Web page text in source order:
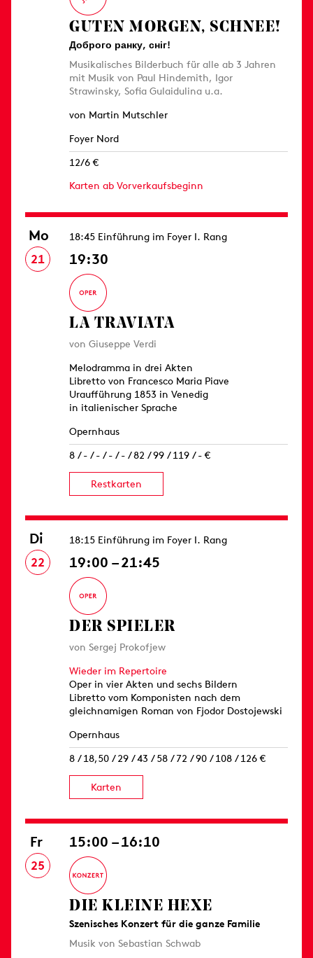
GUTEN MORGEN, SCHNEE!
Доброго ранку, сніг!
Musikalisches Bilderbuch für alle ab 3 Jahren
mit Musik von Paul Hindemith, Igor
Strawinsky, Sofia Gulaidulina u.a.
von Martin Mutschler
Foyer Nord
12/6 €
Karten ab Vorverkaufsbeginn
Mo
21
18:45 Einführung im Foyer I. Rang
19:30
LA TRAVIATA
von Giuseppe Verdi
Melodramma in drei Akten
Libretto von Francesco Maria Piave
Uraufführung 1853 in Venedig
in italienischer Sprache
Opernhaus
8 / - / - / - / - / 82 / 99 / 119 / - €
Restkarten
Di
22
18:15 Einführung im Foyer I. Rang
19:00 – 21:45
DER SPIELER
von Sergej Prokofjew
Wieder im Repertoire
Oper in vier Akten und sechs Bildern
Libretto vom Komponisten nach dem
gleichnamigen Roman von Fjodor Dostojewski
Opernhaus
8 / 18,50 / 29 / 43 / 58 / 72 / 90 / 108 / 126 €
Karten
Fr
25
15:00 – 16:10
DIE KLEINE HEXE
Szenisches Konzert für die ganze Familie
Musik von Sebastian Schwab